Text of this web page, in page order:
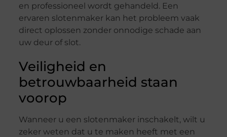
en professioneel wordt gehandeld. Een
ervaren slotenmaker kan het probleem vaak
direct oplossen zonder onnodige schade aan
uw deur of slot.
Veiligheid en
betrouwbaarheid staan
voorop
Wanneer u een slotenmaker inschakelt, wilt u
zeker weten dat u te maken heeft met een